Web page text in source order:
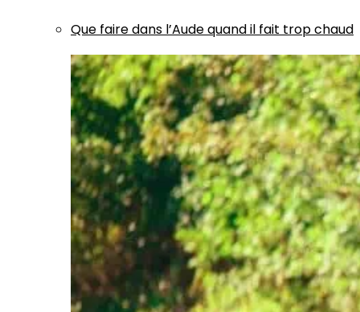
Que faire dans l’Aude quand il fait trop chaud